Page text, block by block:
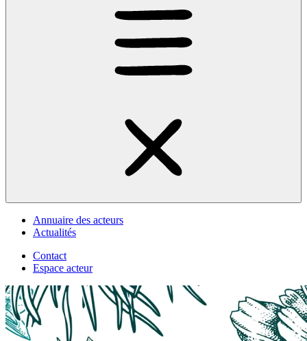
Annuaire des acteurs
Actualités
Contact
Espace acteur